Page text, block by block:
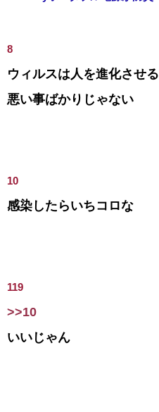
8
ウィルスは人を進化させる
悪い事ばかりじゃない
10
感染したらいちコロな
119
>>10
いいじゃん